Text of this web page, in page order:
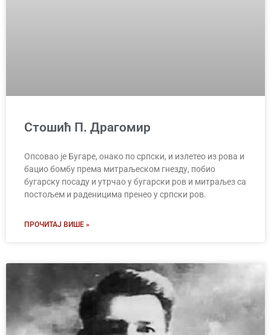
Стошић П. Драгомир
Опсовао је Бугаре, онако по српски, и излетео из рова и
бацио бомбу према митраљеском гнезду, побио
бугарску посаду и утрчао у бугарски ров и митраљез са
постољем и раденицима пренео у српски ров.
ПРОЧИТАЈ ВИШЕ »